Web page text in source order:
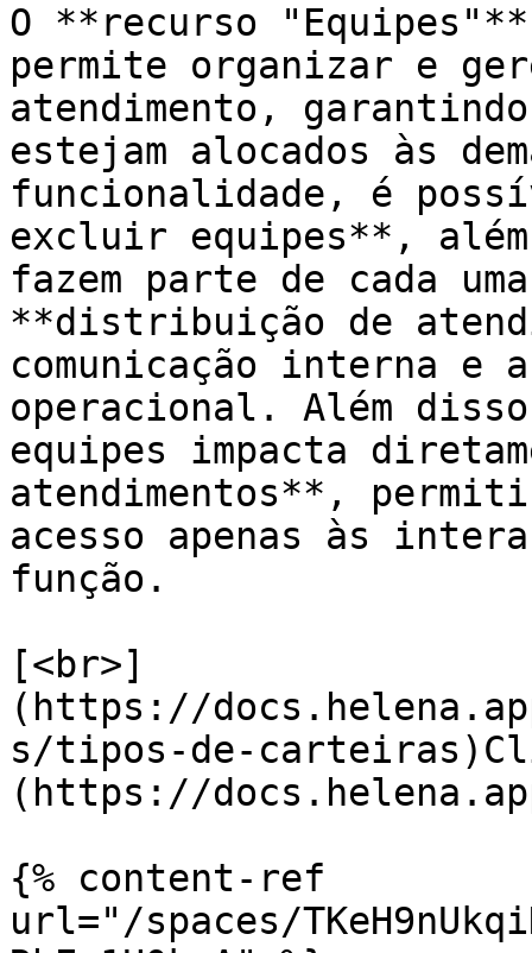
O **recurso
permite organizar e
atendimento,
estejam alocados às
funcionalidade, é
excluir equipes**,
fazem parte de cada
**distribuição de
comunicação interna e
operacional. Além
equipes impacta
atendimentos**,
acesso apenas às
função.
[<br>]
(https://
s/tipos-de-
(https://
{% content-ref
url="/spaces/